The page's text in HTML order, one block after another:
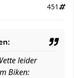
451
leider
Biken: